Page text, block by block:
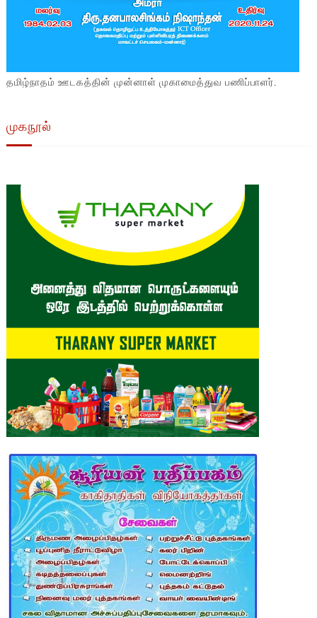
தமிழ்நாதம் ஊடகத்தின் முன்னாள் முகாமைத்துவ பணிப்பாளர்.
முகநூல்